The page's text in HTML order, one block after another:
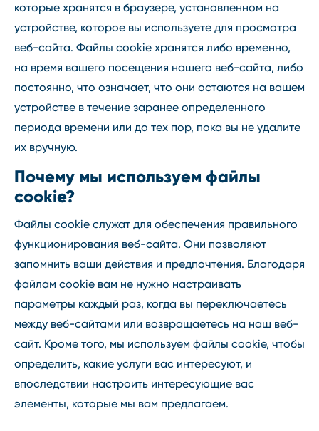
которые хранятся в браузере, установленном на
устройстве, которое вы используете для просмотра
веб-сайта. Файлы cookie хранятся либо временно,
на время вашего посещения нашего веб-сайта, либо
постоянно, что означает, что они остаются на вашем
устройстве в течение заранее определенного
периода времени или до тех пор, пока вы не удалите
их вручную.
Почему мы используем файлы
cookie?
Файлы cookie служат для обеспечения правильного
функционирования веб-сайта. Они позволяют
запомнить ваши действия и предпочтения. Благодаря
файлам cookie вам не нужно настраивать
параметры каждый раз, когда вы переключаетесь
между веб-сайтами или возвращаетесь на наш веб-
сайт. Кроме того, мы используем файлы cookie, чтобы
определить, какие услуги вас интересуют, и
впоследствии настроить интересующие вас
элементы, которые мы вам предлагаем.